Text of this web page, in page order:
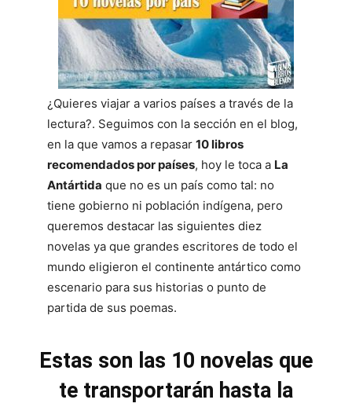
¿Quieres viajar a varios países a través de la
lectura?. Seguimos con la sección en el blog,
en la que vamos a repasar 10 libros
recomendados por países, hoy le toca a La
Antártida que no es un país como tal: no
tiene gobierno ni población indígena, pero
queremos destacar las siguientes diez
novelas ya que grandes escritores de todo el
mundo eligieron el continente antártico como
escenario para sus historias o punto de
partida de sus poemas.
Estas son las 10 novelas que
te transportarán hasta la